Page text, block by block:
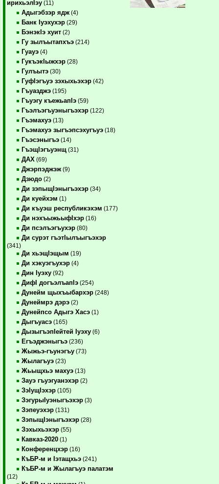
ирихьэлIэу (11)
Адыгэбзэр ядж (4)
Банк Iуэхухэр (29)
БэнэкIэ хуит (2)
Гу зылъытапхъэ (214)
Гуауэ (4)
ГукъэкIыжхэр (28)
Гулъытэ (30)
ГуфIэгъуэ зэхыхьэхэр (42)
Гъуазджэ (195)
Гъуэгу къежьапIэ (59)
Гъэлъэгъуэныгъэхэр (122)
Гъэмахуэ (13)
Гъэмахуэ зыгъэпсэхугъуэ (18)
Гъэсэныгъэ (14)
ГъэщIэгъуэнщ (31)
ДАХ (69)
Джэрпэджэж (9)
Дзюдо (2)
Ди зэпыщIэныгъэхэр (34)
Ди куейхэм (1)
Ди къуэш республикэхэм (177)
Ди нэхъыжьыфIхэр (16)
Ди псэлъэгъухэр (80)
Ди сурэт гъэтIылъыгъэхэр
(341)
Ди хьэщIэщым (19)
Ди хэкуэгъухэр (4)
Дин Iуэху (92)
ДифI догъэлъапIэ (254)
Дунейм щыхъыбархэр (248)
Дунеймрэ дэрэ (2)
Дунейпсо Адыгэ Хасэ (1)
Дыгъуасэ (165)
ДызыгъэпIейтей Iуэху (6)
Егъэджэныгъэ (236)
Жыжьэ-гъунэгъу (73)
Жылагъуэ (23)
Жьыщхьэ махуэ (13)
Зауэ гъуэгуанэхэр (2)
ЗэIущIэхэр (105)
ЗэгурыIуэныгъэхэр (3)
Зэпеуэхэр (131)
ЗэпыщIэныгъэхэр (28)
Зэхыхьэхэр (55)
Кавказ-2020 (1)
Конференцхэр (16)
КъБР-м и Iэтащхьэ (241)
КъБР-м и Жылагъуэ палатэм
(12)